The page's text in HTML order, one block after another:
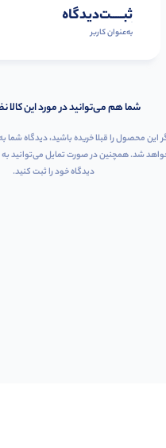
ثبـــــت‌دیدگاه
به‌عنوان کاربر
شما هم می‌توانید در مورد این کالا
این محصول را قبلا خریده باشید، دیدگاه شما
شد. همچنین در صورت تمایل می‌توانید
دیدگاه خود را ثبت کنید.